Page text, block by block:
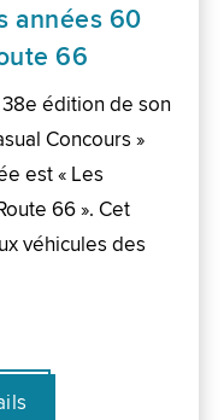
années 60
66
édition de son
Concours »
est « Les
66 ». Cet
véhicules des